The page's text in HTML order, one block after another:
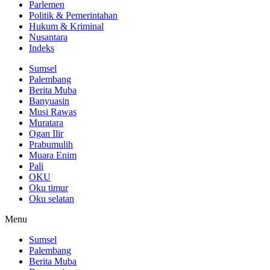
Parlemen
Politik & Pemerintahan
Hukum & Kriminal
Nusantara
Indeks
Sumsel
Palembang
Berita Muba
Banyuasin
Musi Rawas
Muratara
Ogan Ilir
Prabumulih
Muara Enim
Pali
OKU
Oku timur
Oku selatan
Menu
Sumsel
Palembang
Berita Muba